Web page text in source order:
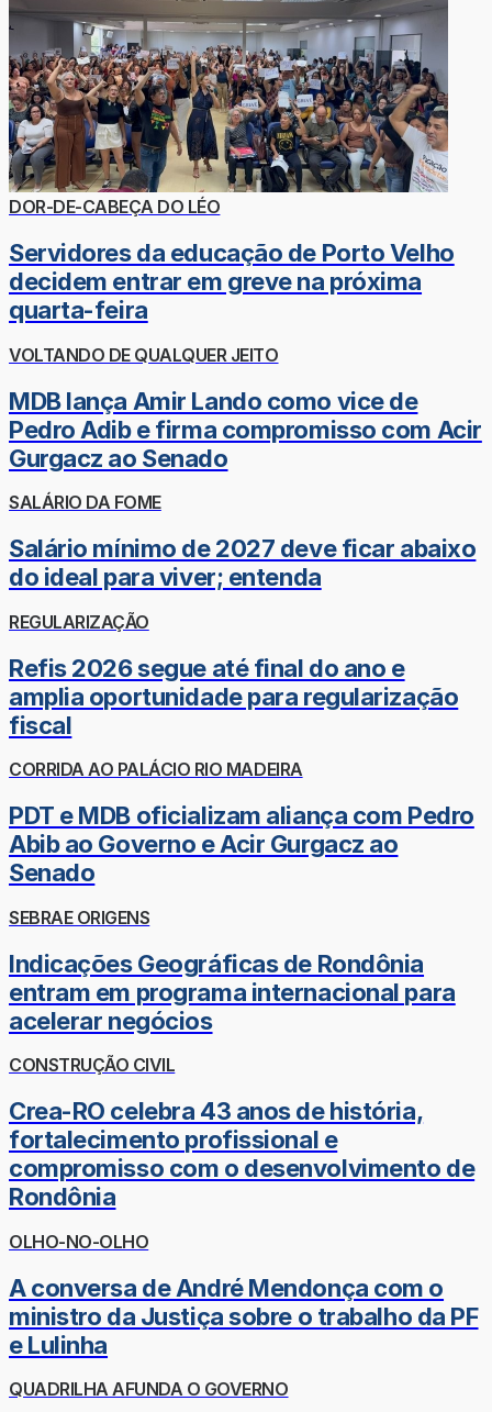
DOR-DE-CABEÇA DO LÉO
Servidores da educação de Porto Velho
decidem entrar em greve na próxima
quarta-feira
VOLTANDO DE QUALQUER JEITO
MDB lança Amir Lando como vice de
Pedro Adib e firma compromisso com Acir
Gurgacz ao Senado
SALÁRIO DA FOME
Salário mínimo de 2027 deve ficar abaixo
do ideal para viver; entenda
REGULARIZAÇÃO
Refis 2026 segue até final do ano e
amplia oportunidade para regularização
fiscal
CORRIDA AO PALÁCIO RIO MADEIRA
PDT e MDB oficializam aliança com Pedro
Abib ao Governo e Acir Gurgacz ao
Senado
SEBRAE ORIGENS
Indicações Geográficas de Rondônia
entram em programa internacional para
acelerar negócios
CONSTRUÇÃO CIVIL
Crea-RO celebra 43 anos de história,
fortalecimento profissional e
compromisso com o desenvolvimento de
Rondônia
OLHO-NO-OLHO
A conversa de André Mendonça com o
ministro da Justiça sobre o trabalho da PF
e Lulinha
QUADRILHA AFUNDA O GOVERNO